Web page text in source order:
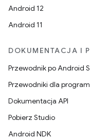
Android 12
Android 11
DOKUMENTACJA I
Przewodnik po Android
Przewodniki dla
Dokumentacja API
Pobierz Studio
Android NDK